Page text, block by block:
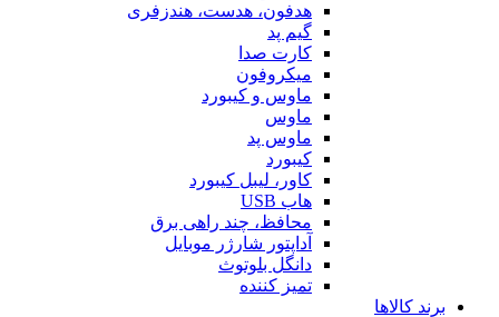
هدفون، هدست، هندزفری
گیم پد
کارت صدا
میکروفون
ماوس و کیبورد
ماوس
ماوس پد
کیبورد
کاور، لیبل کیبورد
هاب USB
محافظ، چند راهی برق
آداپتور شارژر موبایل
دانگل بلوتوث
تمیز کننده
برند کالاها